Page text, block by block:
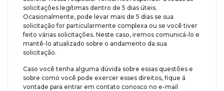
solicitações legítimas dentro de 5 dias úteis.
Ocasionalmente, pode levar mais de 5 dias se sua
solicitação for particularmente complexa ou se você tiver
feito várias solicitações. Neste caso, iremos comunicá-lo e
mantê-lo atualizado sobre o andamento da sua
solicitação.
Caso você tenha alguma dúvida sobre essas questões e
sobre como você pode exercer esses direitos, fique á
vontade para entrar em contato conosco no e-mail